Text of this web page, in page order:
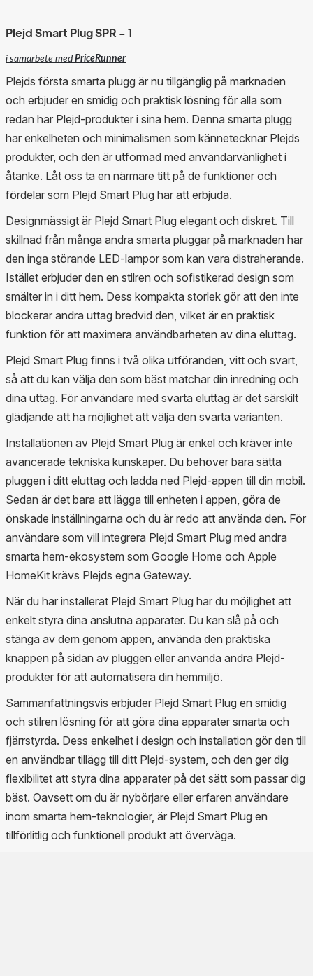
Plejd Smart Plug SPR - 1
i samarbete med PriceRunner
Plejds första smarta plugg är nu tillgänglig på marknaden
och erbjuder en smidig och praktisk lösning för alla som
redan har Plejd-produkter i sina hem. Denna smarta plugg
har enkelheten och minimalismen som kännetecknar Plejds
produkter, och den är utformad med användarvänlighet i
åtanke. Låt oss ta en närmare titt på de funktioner och
fördelar som Plejd Smart Plug har att erbjuda.
Designmässigt är Plejd Smart Plug elegant och diskret. Till
skillnad från många andra smarta pluggar på marknaden har
den inga störande LED-lampor som kan vara distraherande.
Istället erbjuder den en stilren och sofistikerad design som
smälter in i ditt hem. Dess kompakta storlek gör att den inte
blockerar andra uttag bredvid den, vilket är en praktisk
funktion för att maximera användbarheten av dina eluttag.
Plejd Smart Plug finns i två olika utföranden, vitt och svart,
så att du kan välja den som bäst matchar din inredning och
dina uttag. För användare med svarta eluttag är det särskilt
glädjande att ha möjlighet att välja den svarta varianten.
Installationen av Plejd Smart Plug är enkel och kräver inte
avancerade tekniska kunskaper. Du behöver bara sätta
pluggen i ditt eluttag och ladda ned Plejd-appen till din mobil.
Sedan är det bara att lägga till enheten i appen, göra de
önskade inställningarna och du är redo att använda den. För
användare som vill integrera Plejd Smart Plug med andra
smarta hem-ekosystem som Google Home och Apple
HomeKit krävs Plejds egna Gateway.
När du har installerat Plejd Smart Plug har du möjlighet att
enkelt styra dina anslutna apparater. Du kan slå på och
stänga av dem genom appen, använda den praktiska
knappen på sidan av pluggen eller använda andra Plejd-
produkter för att automatisera din hemmiljö.
Sammanfattningsvis erbjuder Plejd Smart Plug en smidig
och stilren lösning för att göra dina apparater smarta och
fjärrstyrda. Dess enkelhet i design och installation gör den till
en användbar tillägg till ditt Plejd-system, och den ger dig
flexibilitet att styra dina apparater på det sätt som passar dig
bäst. Oavsett om du är nybörjare eller erfaren användare
inom smarta hem-teknologier, är Plejd Smart Plug en
tillförlitlig och funktionell produkt att överväga.